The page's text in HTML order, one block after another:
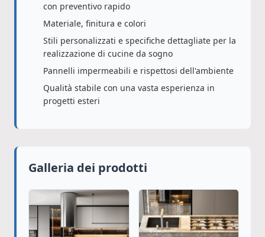
con preventivo rapido
Materiale, finitura e colori
Stili personalizzati e specifiche dettagliate per la
realizzazione di cucine da sogno
Pannelli impermeabili e rispettosi dell'ambiente
Qualità stabile con una vasta esperienza in
progetti esteri
Galleria dei prodotti